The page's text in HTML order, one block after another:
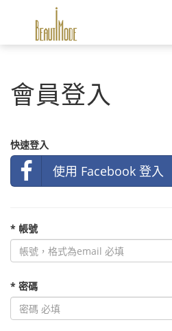
會員登入
快速登入
使用 Facebook 登入
* 帳號
* 密碼